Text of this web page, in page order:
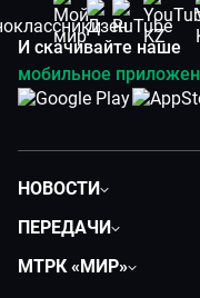
И скачивайте наше
мобильное
НОВОСТИ
Экономика
ПЕРЕДАЧИ
МТРК «МИР»